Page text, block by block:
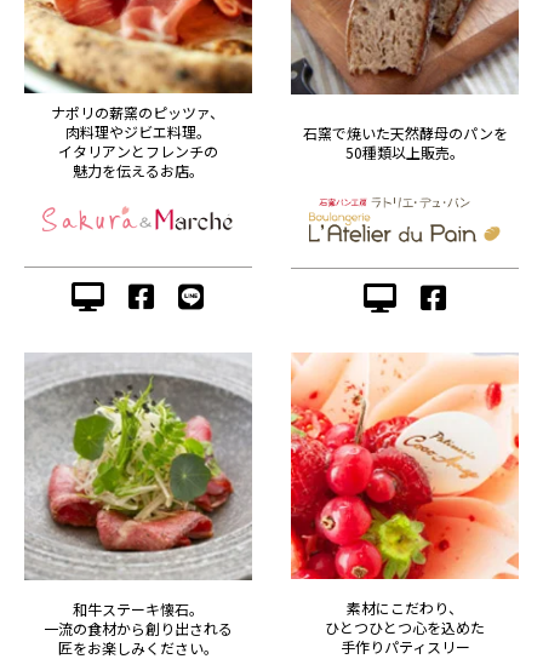
ナポリの薪窯のピッツァ、
肉料理やジビエ料理。
イタリアンとフレンチの
魅力を伝えるお店。
石窯で焼いた天然酵母のパンを
50種類以上販売。
和牛ステーキ懐石。
一流の食材から創り出される
匠をお楽しみください。
素材にこだわり、
ひとつひとつ心を込めた
手作りパティスリー